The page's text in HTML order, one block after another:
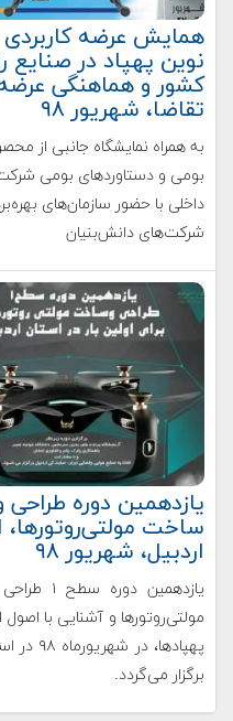
همایش عرضه کاربردی
نوین پهپاد در صنایع
کشور و هماهنگی
تقاضا، شهریور ۹۸
به همراه نمایشگاه جانبی از
بومی و دستاوردهای بومی
داخلی با حضور سازمان‌های
شرکت‌های دانش‌بنیان
یازدهمین دوره طراحی
ساخت مولتی‌روتورها،
اردبیل، شهریور ۹۸
یازدهمین
مولتی‌روتورها و آشنایی با اصول
پهپادها، در
برگزار می‌گردد.